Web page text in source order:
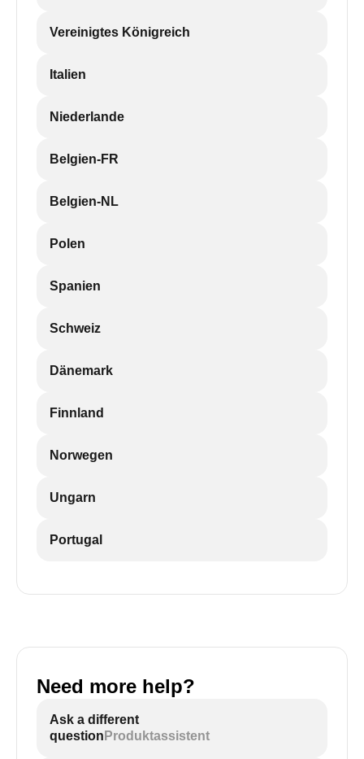
Vereinigtes Königreich
Italien
Niederlande
Belgien-FR
Belgien-NL
Polen
Spanien
Schweiz
Dänemark
Finnland
Norwegen
Ungarn
Portugal
Need more help?
Ask a different
question Produktassistent